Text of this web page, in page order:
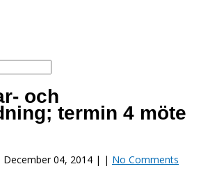
och
termin 4 möte
December 04, 2014 | | No Comments